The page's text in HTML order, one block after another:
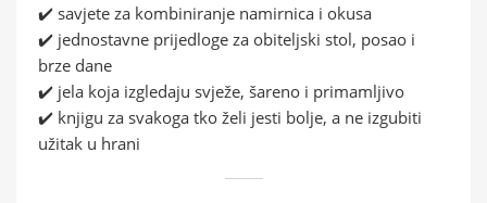
✔️ savjete za kombiniranje namirnica i okusa
✔️ jednostavne prijedloge za obiteljski stol, posao i
brze dane
✔️ jela koja izgledaju svježe, šareno i primamljivo
✔️ knjigu za svakoga tko želi jesti bolje, a ne izgubiti
užitak u hrani